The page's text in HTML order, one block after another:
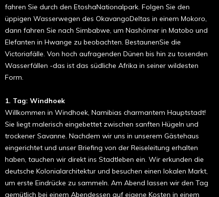
fahren Sie durch den EtoshaNationalpark. Folgen Sie den
üppigen Wasserwegen des OkavangoDeltas in einem Mokoro,
dann fahren Sie nach Simbabwe, um Nashörner in Matobo und
Elefanten in Hwange zu beobachten. BestaunenSie die
Victoriafälle. Von hoch aufragenden Dünen bis hin zu tosenden
Wasserfällen -das ist das südliche Afrika in seiner wildesten
Form.
1. Tag: Windhoek
Willkommen in Windhoek, Namibias charmantem Hauptstadt!
Sie liegt malerisch eingebettet zwischen sanften Hügeln und
trockener Savanne. Nachdem wir uns in unserem Gästehaus
eingerichtet und unser Briefing von der Reiseleitung erhalten
haben, tauchen wir direkt ins Stadtleben ein. Wir erkunden die
deutsche Kolonialarchitektur und besuchen einen lokalen Markt,
um erste Eindrücke zu sammeln. Am Abend lassen wir den Tag
gemütlich bei einem Abendessen auf eigene Kosten in einem